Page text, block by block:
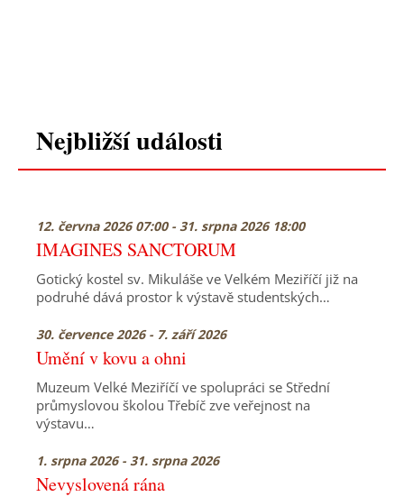
Nejbližší události
12. června 2026 07:00 - 31. srpna 2026 18:00
IMAGINES SANCTORUM
Gotický kostel sv. Mikuláše ve Velkém Meziříčí již na
podruhé dává prostor k výstavě studentských…
30. července 2026 - 7. září 2026
Umění v kovu a ohni
Muzeum Velké Meziříčí ve spolupráci se Střední
průmyslovou školou Třebíč zve veřejnost na
výstavu…
1. srpna 2026 - 31. srpna 2026
Nevyslovená rána